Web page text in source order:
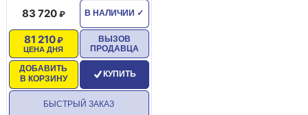
В НАЛИЧИИ ✓
83 720
ЦЕНА ДНЯ
81 210
ДОБАВИТЬ
В КОРЗИНУ
ВЫЗОВ
ПРОДАВЦА
КУПИТЬ
БЫСТРЫЙ ЗАКАЗ